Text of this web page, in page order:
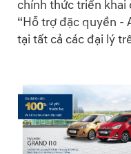
chính thức triển
“Hỗ trợ đặc quyền -
tại tất cả các đại lý